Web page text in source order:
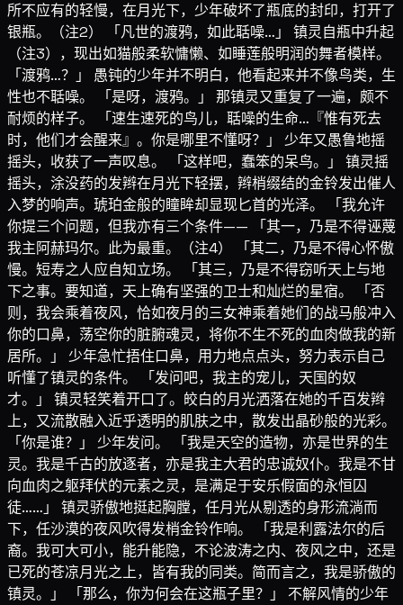
所不应有的轻慢，在月光下，少年破坏了瓶底的封印，打开了
银瓶。（注2） 「凡世的渡鸦，如此聒噪…」 镇灵自瓶中升起
（注3），现出如猫般柔软慵懒、如睡莲般明润的舞者模样。
「渡鸦…？」 愚钝的少年并不明白，他看起来并不像鸟类，生
性也不聒噪。 「是呀，渡鸦。」 那镇灵又重复了一遍，颇不
耐烦的样子。 「速生速死的鸟儿，聒噪的生命…『惟有死去
时，他们才会醒来』。你是哪里不懂呀？」 少年又愚鲁地摇
摇头，收获了一声叹息。 「这样吧，蠢笨的呆鸟。」 镇灵摇
摇头，涂没药的发辫在月光下轻摆，辫梢缀结的金铃发出催人
入梦的响声。琥珀金般的瞳眸却显现匕首的光泽。 「我允许
你提三个问题，但我亦有三个条件—— 「其一，乃是不得诬蔑
我主阿赫玛尔。此为最重。（注4） 「其二，乃是不得心怀傲
慢。短寿之人应自知立场。 「其三，乃是不得窃听天上与地
下之事。要知道，天上确有坚强的卫士和灿烂的星宿。 「否
则，我会乘着夜风，恰如夜月的三女神乘着她们的战马般冲入
你的口鼻，荡空你的脏腑魂灵，将你不生不死的血肉做我的新
居所。」 少年急忙捂住口鼻，用力地点点头，努力表示自己
听懂了镇灵的条件。 「发问吧，我主的宠儿，天国的奴
才。」 镇灵轻笑着开口了。皎白的月光洒落在她的千百发辫
上，又流散融入近乎透明的肌肤之中，散发出晶砂般的光彩。
「你是谁？」 少年发问。 「我是天空的造物，亦是世界的生
灵。我是千古的放逐者，亦是我主大君的忠诚奴仆。我是不甘
向血肉之躯拜伏的元素之灵，是满足于安乐假面的永恒囚
徒……」 镇灵骄傲地挺起胸膛，任月光从剔透的身形流淌而
下，任沙漠的夜风吹得发梢金铃作响。 「我是利露法尔的后
裔。我可大可小，能升能隐，不论波涛之内、夜风之中，还是
已死的苍凉月光之上，皆有我的同类。简而言之，我是骄傲的
镇灵。」 「那么，你为何会在这瓶子里？」 不解风情的少年